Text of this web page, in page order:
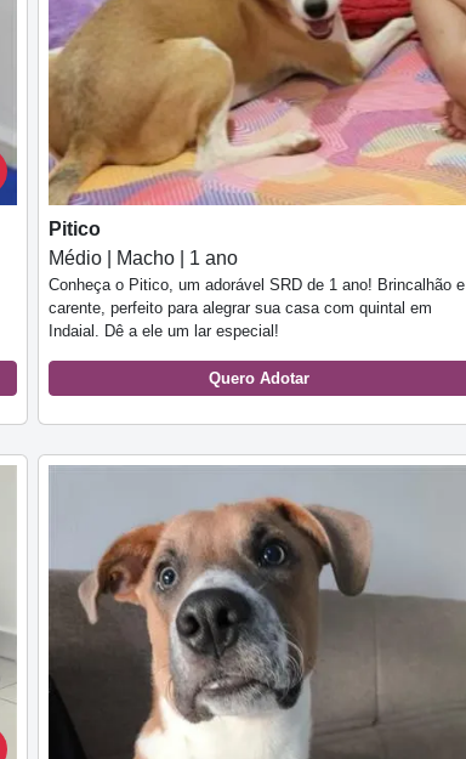
Pitico
Médio | Macho | 1 ano
Conheça o Pitico, um adorável SRD de 1 ano! Brincalhão e
carente, perfeito para alegrar sua casa com quintal em
Indaial. Dê a ele um lar especial!
Quero Adotar